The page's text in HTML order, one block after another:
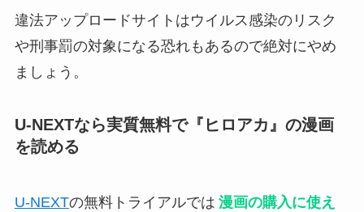
違法アップロードサイトはウイルス感染のリスク
や刑事罰の対象になる恐れもあるので絶対にやめ
ましょう。
U-NEXTなら実質無料で『 ヒロアカ』の漫画
を読める
U-NEXTの無料トライアルでは 漫画の購入に使え